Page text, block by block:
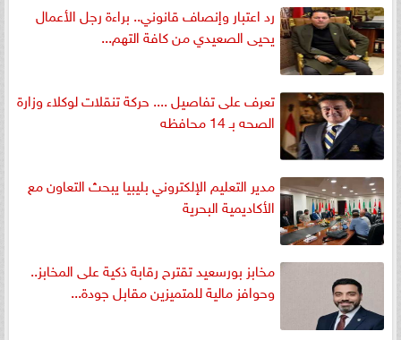
رد اعتبار وإنصاف قانوني.. براءة رجل الأعمال
يحيى الصعيدي من كافة التهم...
تعرف على تفاصيل .... حركة تنقلات لوكلاء وزارة
الصحه بـ 14 محافظه
مدير التعليم الإلكتروني بليبيا يبحث التعاون مع
الأكاديمية البحرية
مخابز بورسعيد تقترح رقابة ذكية على المخابز..
وحوافز مالية للمتميزين مقابل جودة...